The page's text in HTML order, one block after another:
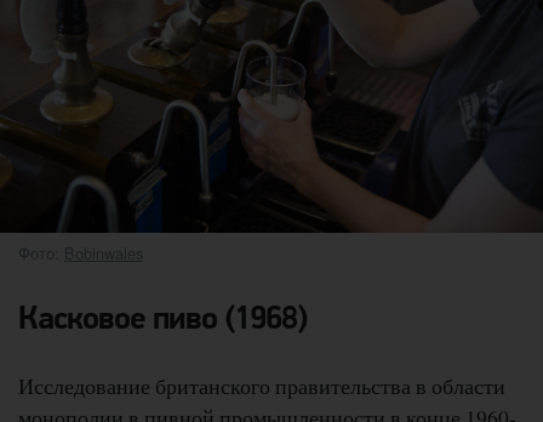
Фото: Bobinwales
Касковое пиво (1968)
Исследование британского правительства в области